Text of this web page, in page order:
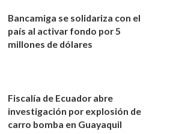
Bancamiga se solidariza con el
país al activar fondo por 5
millones de dólares
Fiscalía de Ecuador abre
investigación por explosión de
carro bomba en Guayaquil